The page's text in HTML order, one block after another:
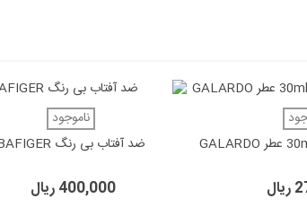
دوست داشتن
ناموجود
ضد آفتاب بی رنگ BAFIGER
400,000 ریال